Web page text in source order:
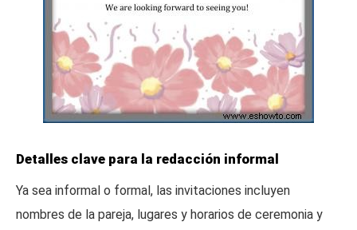
Detalles clave para la redacción informal
Ya sea informal o formal, las invitaciones incluyen
nombres de la pareja, lugares y horarios de ceremonia y